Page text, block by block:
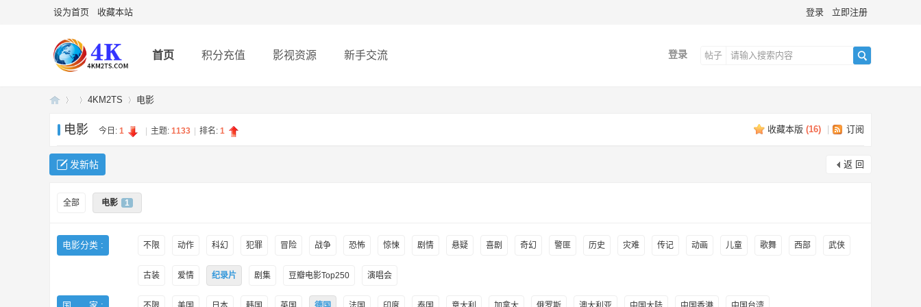
设为首页 收藏本站 登录 立即注册
首页 积分充值 影视资源 新手交流 登录
帖子
索
4K» ›
4KM2TS 电影
收藏本版 (16) 订阅
电影 今日: 1 主题: 1133 排名: 1
返 回
发新帖
全部 电影 1
电影分类 : 不限 动作 科幻 犯罪 冒险 战争 恐怖 惊悚 剧情 悬疑 喜剧 奇幻 警匪 历史 灾难 传记 动画 儿童 歌舞 西部 武侠
古装 爱情 纪录片 剧集 豆瓣电影Top250 演唱会